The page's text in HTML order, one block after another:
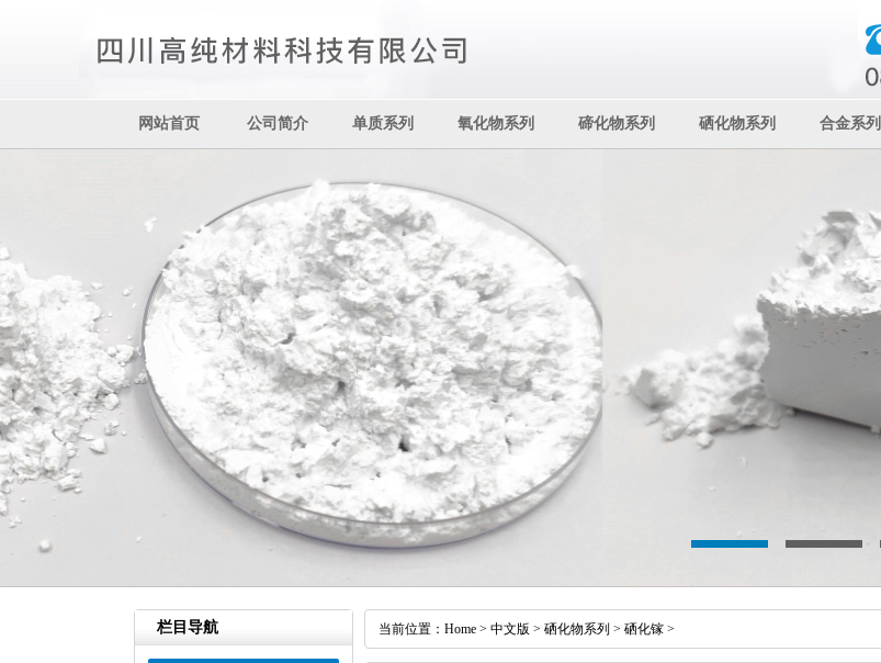
网站首页 公司简介 单质系列 氧化物系列 碲化物系列 硒化物系列 合金系列
栏目导航 当前位置： Home > 中文版 > 硒化物系列 > 硒化镓 >